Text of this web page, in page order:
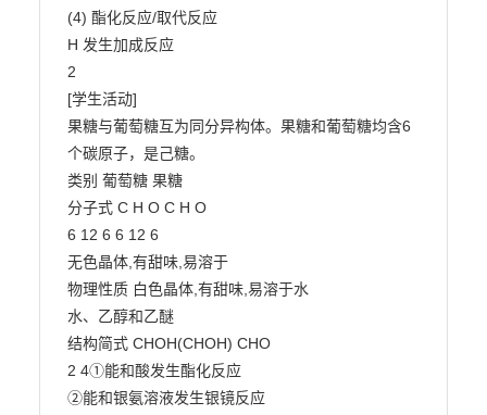
(4) 酯化反应/取代反应
H 发生加成反应
2
[学生活动]
果糖与葡萄糖互为同分异构体。果糖和葡萄糖均含6
个碳原子，是己糖。
类别 葡萄糖 果糖
分子式 C H O C H O
6 12 6 6 12 6
无色晶体,有甜味,易溶于
物理性质 白色晶体,有甜味,易溶于水
水、乙醇和乙醚
结构简式 CHOH(CHOH) CHO
2 4①能和酸发生酯化反应
②能和银氨溶液发生银镜反应